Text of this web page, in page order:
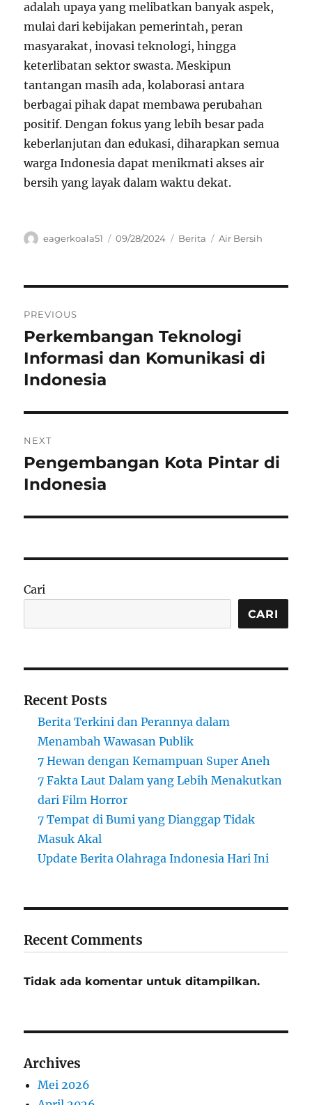
adalah upaya yang melibatkan banyak aspek,
mulai dari kebijakan pemerintah, peran
masyarakat, inovasi teknologi, hingga
keterlibatan sektor swasta. Meskipun
tantangan masih ada, kolaborasi antara
berbagai pihak dapat membawa perubahan
positif. Dengan fokus yang lebih besar pada
keberlanjutan dan edukasi, diharapkan semua
warga Indonesia dapat menikmati akses air
bersih yang layak dalam waktu dekat.
Author
eagerkoala51
Posted
09/28/2024 Categories
Berita Tags
Air Bersih
pos
PREVIOUS
Previous
post:
Perkembangan Teknologi
Informasi dan Komunikasi di
Indonesia
NEXT
Next
post:
Pengembangan Kota Pintar di
Indonesia
Cari
CARI
Recent Posts
Berita Terkini dan Perannya dalam
Menambah Wawasan Publik
7 Hewan dengan Kemampuan Super Aneh
7 Fakta Laut Dalam yang Lebih Menakutkan
dari Film Horror
7 Tempat di Bumi yang Dianggap Tidak
Masuk Akal
Update Berita Olahraga Indonesia Hari Ini
Recent Comments
Tidak ada komentar untuk ditampilkan.
Archives
Mei 2026